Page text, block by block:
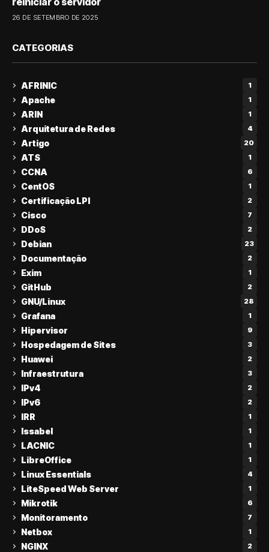
26 DE SETEMBRO DE 2025
CATEGORIAS
AFRINIC 1
Apache 1
ARIN 1
Arquitetura de Redes 4
Artigo 20
ATS 1
CCNA 6
CentOS 1
Certificação LPI 2
Cisco 7
DDoS 2
Debian 23
Documentação 2
Exim 1
GitHub 2
GNU/Linux 28
Grafana 1
Hipervisor 9
Hospedagem de Sites 3
Huawei 2
Infraestrutura 3
IPv4 2
IPv6 2
IRR 1
Issabel 1
LACNIC 1
LibreOffice 1
Linux Essentials 4
LiteSpeed Web Server 1
Mikrotik 6
Monitoramento 7
Netbox 1
NGINX 2